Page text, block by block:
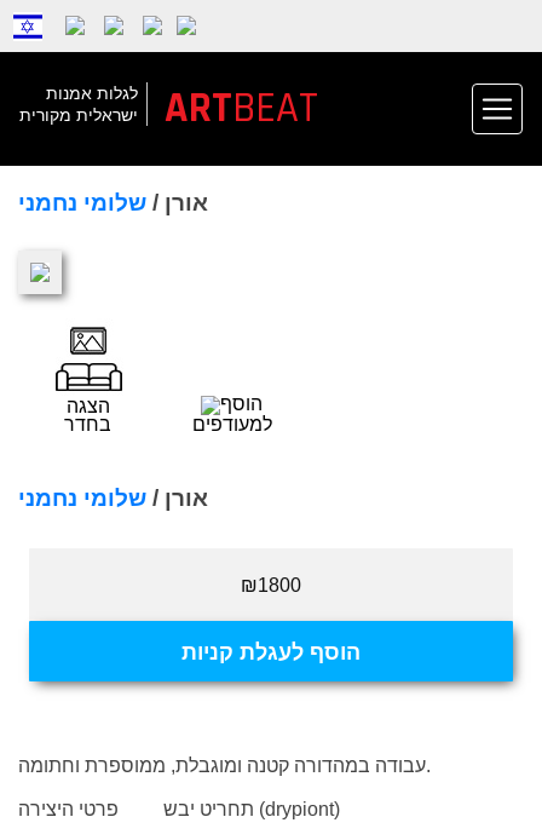
לגלות אמנות
ישראלית מקורית
ARTBEAT
אורן / שלומי נחמני
הצגה
בחדר
הוסף
למעודפים
אורן / שלומי נחמני
₪1800
הוסף לעגלת קניות
עבודה במהדורה קטנה ומוגבלת, ממוספרת וחתומה.
פרטי היצירה תחריט יבש (drypiont)